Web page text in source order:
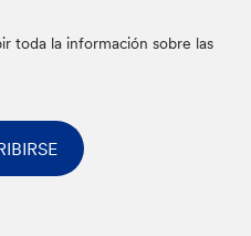
toda la información sobre las